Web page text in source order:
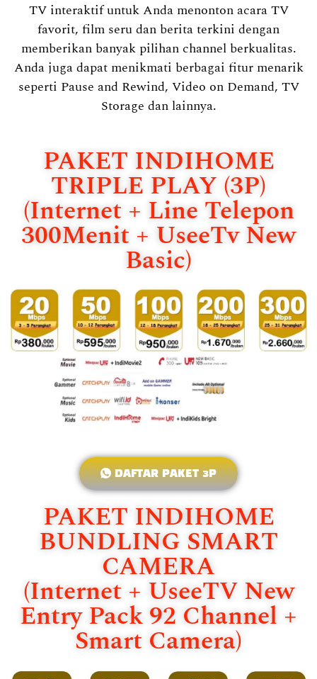
TV interaktif untuk Anda menonton acara TV
favorit, film seru dan berita terkini dengan
memberikan banyak pilihan channel berkualitas.
Anda juga dapat menikmati berbagai fitur menarik
seperti Pause and Rewind, Video on Demand, TV
Storage dan lainnya.
PAKET INDIHOME
TRIPLE PLAY (3P)
(Internet + Line Telepon
300Menit + UseeTv New
Basic)
DAFTAR PAKET 3P
PAKET INDIHOME
BUNDLING SMART
CAMERA
(Internet + UseeTV New
Entry Pack 92 Channel +
Smart Camera)